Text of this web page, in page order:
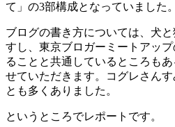
て」の3部構成となっていました。
ブログの書き方については、犬
すし、東京ブロガーミートアッ
ることと共通しているところも
せていただきます。コグレさん
とも多くありました。
というところでレポートです。